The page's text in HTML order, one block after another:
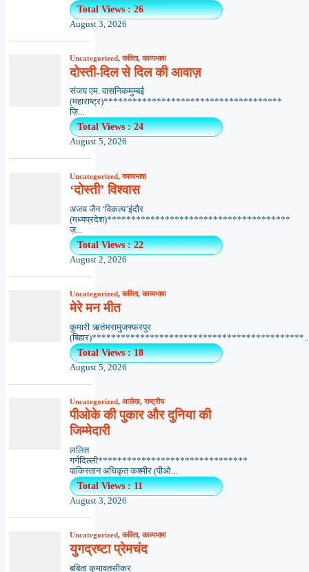
Total Views : 26
August 3, 2026
Uncategorized,कविता,काव्यभाषा
दोस्ती-दिल से दिल की आवाज़
संजय एम. वासनिकमुम्बई
(महाराष्ट्र)*************************************
ज़ि...
Total Views : 24
August 5, 2026
Uncategorized,काव्यभाषा
‘दोस्ती’ विश्वास
अजय जैन ‘विकल्प’इंदौर
(मध्यप्रदेश)**************************************
ज़...
Total Views : 22
August 2, 2026
Uncategorized,कविता,काव्यभाषा
मेरे मन मीत
कुमारी ऋतंभरामुजफ्फरपुर
Total Views : 18
August 5, 2026
Uncategorized, आलेख,राष्ट्रीय
पीओके की पुकार और दुनिया की
जिम्मेदारी
ललित
गर्गदिल्ली*******************************
पाकिस्तान अधिकृत कश्मीर (पीओ...
Total Views : 11
August 3, 2026
Uncategorized,कविता,काव्यभाषा
युगद्रष्टा प्रेमचंद
बबिता कुमावतसीकर